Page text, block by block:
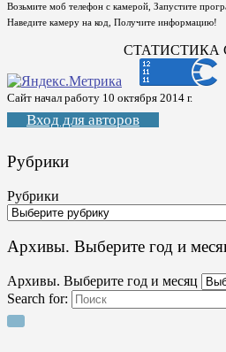
Возьмите моб телефон с камерой, Запустите
Наведите камеру на код, Получите информацию!
СТАТИСТИКА
Сайт начал работу 10 октября 2014 г.
Вход для авторов
Рубрики
Рубрики
Архивы. Выберите год и
Архивы. Выберите год и месяц
Search for: